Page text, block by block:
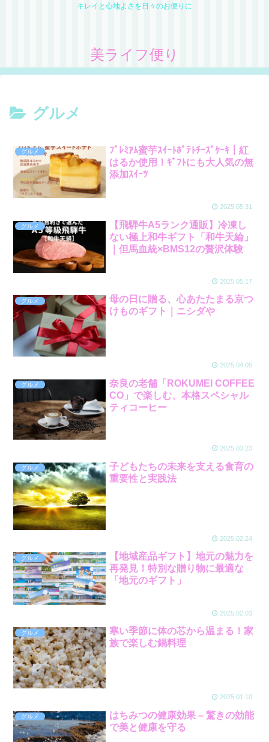
キレイと心地よさを日々のお便りに
美ライフ便り
グルメ
グルメ
ﾌﾟﾚﾐｱﾑ蜜芋ｽｲｰﾄﾎﾟﾃﾄﾁｰｽﾞｹｰｷ｜紅
はるか使用！ｷﾞﾌﾄにも大人気の無
添加ｽｲｰﾂ
2025.05.31
グルメ
【飛騨牛A5ランク通販】冷凍し
ない極上和牛ギフト「和牛天綸」
｜但馬血統×BMS12の贅沢体験
2025.05.17
グルメ
母の日に贈る、心あたたまる京つ
けものギフト｜ニシダや
2025.04.05
グルメ
奈良の老舗「ROKUMEI COFFEE
CO」で楽しむ、本格スペシャル
ティコーヒー
2025.03.23
グルメ
子どもたちの未来を支える食育の
重要性と実践法
2025.02.24
グルメ
【地域産品ギフト】地元の魅力を
再発見！特別な贈り物に最適な
「地元のギフト」
2025.02.03
グルメ
寒い季節に体の芯から温まる！家
族で楽しむ鍋料理
2025.01.10
グルメ
はちみつの健康効果 – 驚きの効能
で美と健康を守る